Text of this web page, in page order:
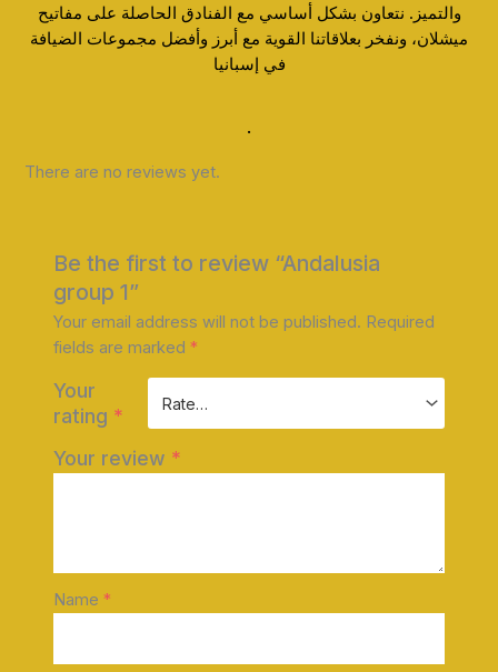
والتميز. نتعاون بشكل أساسي مع الفنادق الحاصلة على مفاتيح
ميشلان، ونفخر بعلاقاتنا القوية مع أبرز وأفضل مجموعات الضيافة
في إسبانيا
.
There are no reviews yet.
Be the first to review “Andalusia
group 1”
Your email address will not be published. Required
fields are marked *
Your
rating *
Your review *
Name *